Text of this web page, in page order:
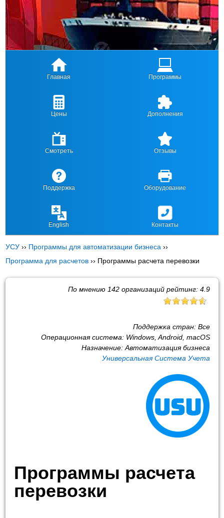
Главная Программы
Цены Дополнения
Смотреть Отзывы
Поддержка Оборудование
English Контакты
УСУ ›› Программы для автоматизации бизнеса ››
Программа для расчетов ›› Программы расчета перевозки
По мнению 142организаций рейтинг: 4.9
Поддержка стран: Все
Операционная система: Windows, Android, macOS
Назначение: Автоматизация бизнеса
Универсальная Система Учета
Программы расчета
перевозки